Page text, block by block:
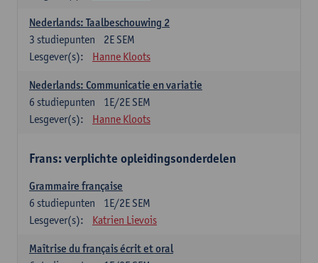
Nederlands: Taalbeschouwing 2
2E SEM
3 studiepunten
Lesgever(s):
Hanne Kloots
Nederlands: Communicatie en variatie
1E/2E SEM
6 studiepunten
Lesgever(s):
Hanne Kloots
Frans: verplichte opleidingsonderdelen
Grammaire française
1E/2E SEM
6 studiepunten
Lesgever(s):
Katrien Lievois
Maîtrise du français écrit et oral